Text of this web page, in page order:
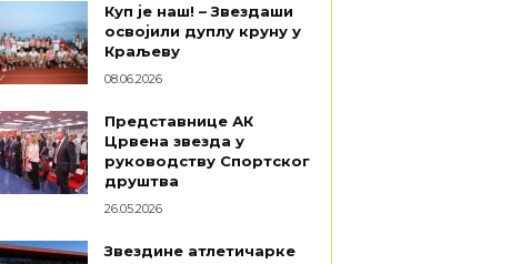
Куп је наш! – Звездаши
освојили дуплу круну у
Краљеву
08.06.2026
Представнице АК
Црвена звезда у
руководству Спортског
друштва
26.05.2026
Звездине атлетичарке